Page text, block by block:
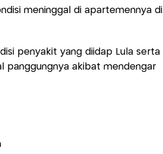
meninggal di apartemennya di
penyakit yang diidap Lula serta
panggungnya akibat mendengar